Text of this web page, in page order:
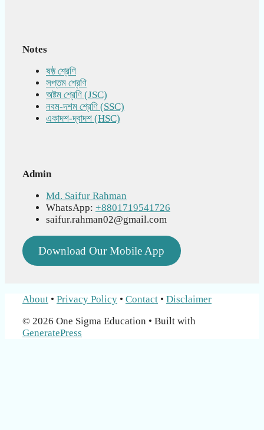
Notes
ষষ্ঠ শ্রেণি
সপ্তম শ্রেণি
অষ্টম শ্রেণি (JSC)
নবম-দশম শ্রেণি (SSC)
একাদশ-দ্বাদশ (HSC)
Admin
Md. Saifur Rahman
WhatsApp: +8801719541726
saifur.rahman02@gmail.com
Download Our Mobile App
About • Privacy Policy • Contact • Disclaimer
© 2026 One Sigma Education • Built with
GeneratePress